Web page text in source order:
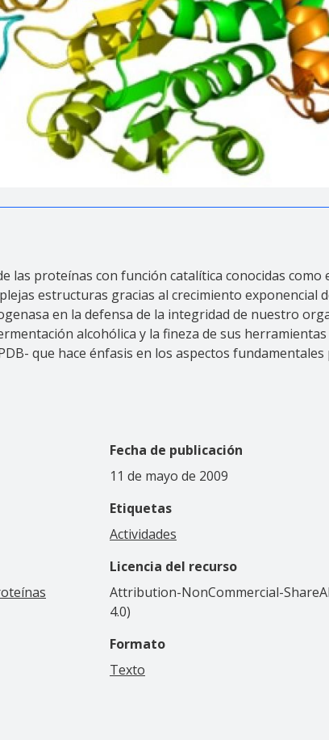
proteínas con función catalítica conocidas como
estructuras gracias al crecimiento exponencial
en la defensa de la integridad de nuestro
alcohólica y la fineza de sus
que hace énfasis en los aspectos
Fecha de publicación
11 de mayo de 2009
Etiquetas
Actividades
Licencia del recurso
Attribution-NonCommercial-
4.0)
Formato
Texto